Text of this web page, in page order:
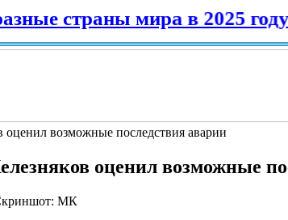
страны мира в 2025 году
возможные последствия аварии
оценил возможные
МК